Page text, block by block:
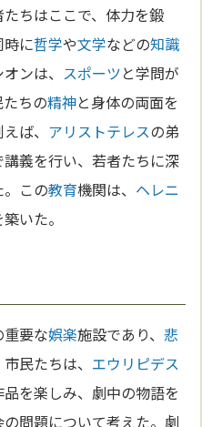
ちはここで、体力を鍛
に哲学や文学などの知識
ンは、 スポーツと学問が
ちの精神と身体の両面を
ば、 アリストテレスの弟
義を行い、若者たちに深
。この教育機関は、 ヘレニ
いた。
重要な娯楽施設であり、悲
民たちは、 エウリピデス
を楽しみ、劇中の物語を
問題について考えた。劇